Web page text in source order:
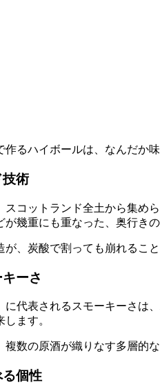
作るハイボールは、なんだか
技術
スコットランド全土から集め
幾重にも重なった、奥行き
が、炭酸で割っても崩れるこ
ーさ
に代表されるスモーキーさは
ます。
複数の原酒が織りなす多層的
個性